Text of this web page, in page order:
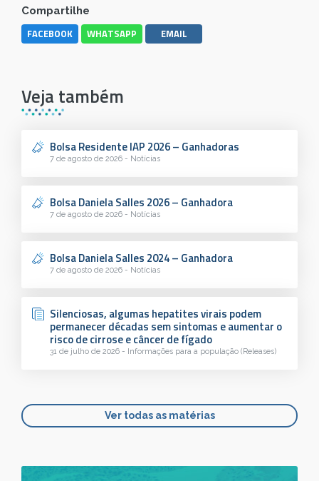
Compartilhe
FACEBOOK WHATSAPP EMAIL
Veja também
Bolsa Residente IAP 2026 – Ganhadoras
7 de agosto de 2026 - Notícias
Bolsa Daniela Salles 2026 – Ganhadora
7 de agosto de 2026 - Notícias
Bolsa Daniela Salles 2024 – Ganhadora
7 de agosto de 2026 - Notícias
Silenciosas, algumas hepatites virais podem
permanecer décadas sem sintomas e aumentar o
risco de cirrose e câncer de fígado
31 de julho de 2026 - Informações para a população (Releases)
Ver todas as matérias